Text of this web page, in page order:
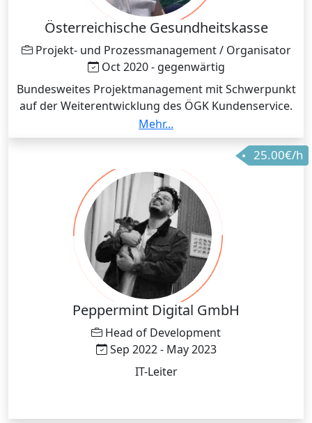
Österreichische Gesundheitskasse
Projekt- und Prozessmanagement / Organisator
Oct 2020 - gegenwärtig
Bundesweites Projektmanagement mit Schwerpunkt
auf der Weiterentwicklung des ÖGK Kundenservice.
Planung, Koordination und Umsetzung
bereichsübergreifender Projekte sowie
Zusammenarbeit mit unterschiedlichen
Fachbereichen zur kontinuierlichen Verbesserung
von Servicequalität und Abläufen.
Mehr...
25.00€/h
Peppermint Digital GmbH
Head of Development
Sep 2022 - May 2023
IT-Leiter